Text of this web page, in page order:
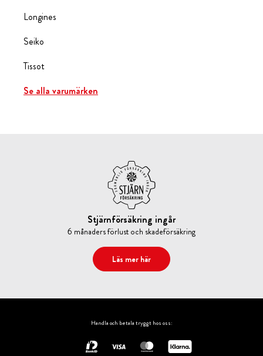
Longines
Seiko
Tissot
Se alla varumärken
Stjärnförsäkring ingår
6 månaders förlust och skadeförsäkring
Läs mer här
Handla och betala tryggt hos oss: